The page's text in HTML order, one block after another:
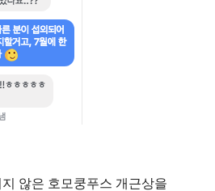
않은 호모쿵푸스 개근상을